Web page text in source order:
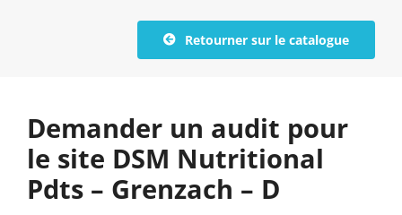
Retourner sur le catalogue
Demander un audit pour
le site DSM Nutritional
Pdts – Grenzach – D